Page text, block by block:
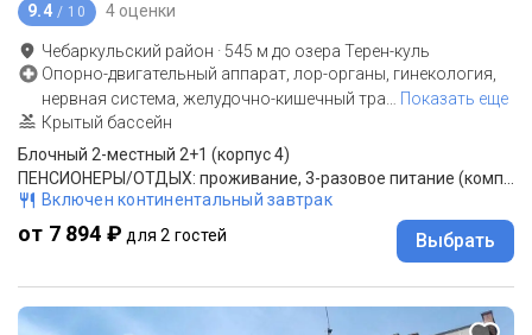
9.4 / 10 4 оценки
Чебаркульский район · 545 м до озера Терен-куль
Опорно-двигательный аппарат, лор-органы, гинекология,
нервная система, желудочно-кишечный тра
Показать еще
Крытый бассейн
Блочный 2-местный 2+1 (корпус 4)
Включен континентальный завтрак
от 7 894 ₽ для 2 гостей Выбрать